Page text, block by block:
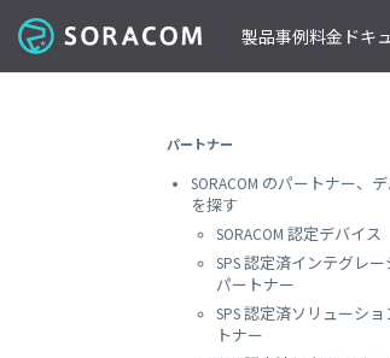
製品事例料金 ドキ
SORACOM Air for セルラー
セキュアリンクサービス
SORACOM 認定デバイス
B to B
データ見える化
遠隔監視/制御
位置情報取得
稼働データ
前払いクーポン
請求書払いのご申
リファレンスア
IoTレシピ
ソラコムのパー
インテグレーシ
ソリューションパ
テクノロジーパー
SORACOM IoT ス
ご注文方法
配送について
見積書作成
ニュースレター
SORACOM 公式ブ
サービス更新情報
SORACOM Status
パートナー
SORACOM のパートナー、
を探す
SORACOM 認定デバイス
SPS 認定済インテグレー
パートナー
SPS 認定済ソリューショ
トナー